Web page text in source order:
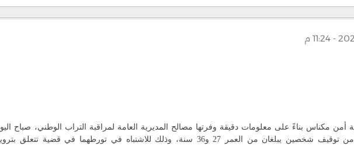
أمن مكناس بناءً على معلومات دقيقة وفرتها مصالح المديرية العامة لمراقبة التراب الوطني، صباح
الأربعاء 20 غشت الجاري، من توقيف شخصين يبلغان من العمر 27 و36 سنة، وذلك للاشتباه في تورطهما في قضية تتعلق